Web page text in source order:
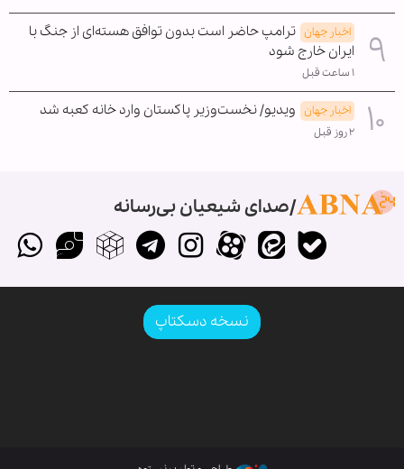
اخبار جهان ترامپ حاضر است بدون توافق هسته‌ای از جنگ با
ایران خارج شود
۱ ساعت قبل
اخبار جهان ویدیو/ نخست‌وزیر پاکستان وارد خانه کعبه شد
۲ روز قبل
صدای شیعیان بی‌رسانه
نسخه دسکتاپ